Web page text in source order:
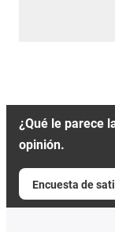
¿Qué le parece
opinión.
Encuesta de